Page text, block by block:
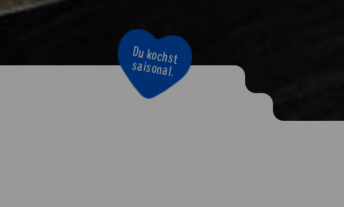
Bravo!